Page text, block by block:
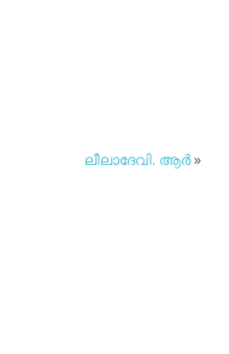
ലീലാദേവി. ആര്‍»